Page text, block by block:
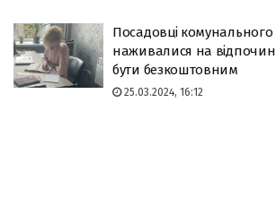
Посадовці комунального
наживалися на
бути безкоштовним
25.03.2024, 16:12